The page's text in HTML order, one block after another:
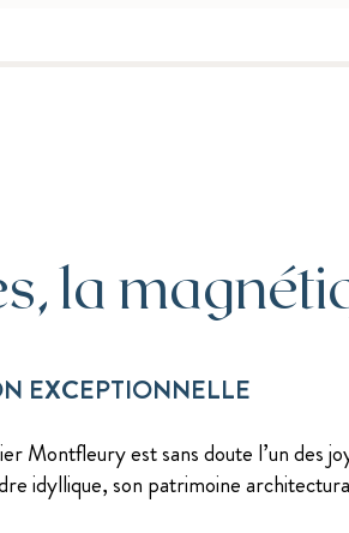
la
EXCEPTIONNELLE
Montfleury est sans doute l’un des
idyllique, son patrimoine